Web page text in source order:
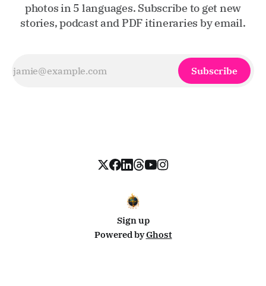
photos in 5 languages. Subscribe to get new
stories, podcast and PDF itineraries by email.
Subscribe
Sign up
Powered byGhost